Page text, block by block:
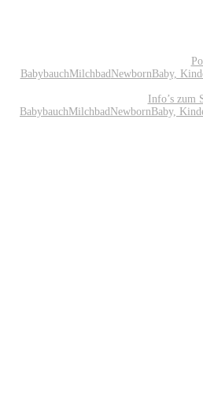
BabybauchMilchbadNewbornBaby,
Info’s zum
BabybauchMilchbadNewbornBaby,